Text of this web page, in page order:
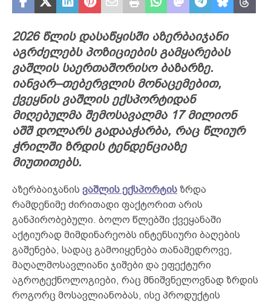
2026 წლის დასაწყისში აზერბაიჯანი
აგრძელებს პოზიციების გამყარებას
ვაშლის საერთაშორისო ბაზარზე.
იანვარ–თებერვლის მონაცემებით,
ქვეყნის ვაშლის ექსპორტიდან
მიღებულმა შემოსავალმა 17 მილიონ
აშშ დოლარს გადააჭარბა, რაც წლიურ
ჭრილში ზრდის ტენდენციაზე
მიუთითებს.
აზერბაიჯანის ვაშლის ექსპორტის ზრდა
რამდენიმე ძირითადი ფაქტორით არის
განპირობებული. ბოლო წლებში ქვეყანაში
აქტიურად მიმდინარეობს ინტენსიური ბაღების
გაშენება, სადაც გამოიყენება თანამედროვე,
მაღალმოსავლიანი ჯიშები და ეფექტური
აგროტექნოლოგიები, რაც მნიშვნელოვნად ზრდის
როგორც მოსავლიანობას, ისე პროდუქტის